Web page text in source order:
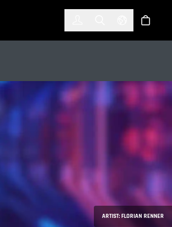
Select Shop
ARTIST: FLORIAN RENNER